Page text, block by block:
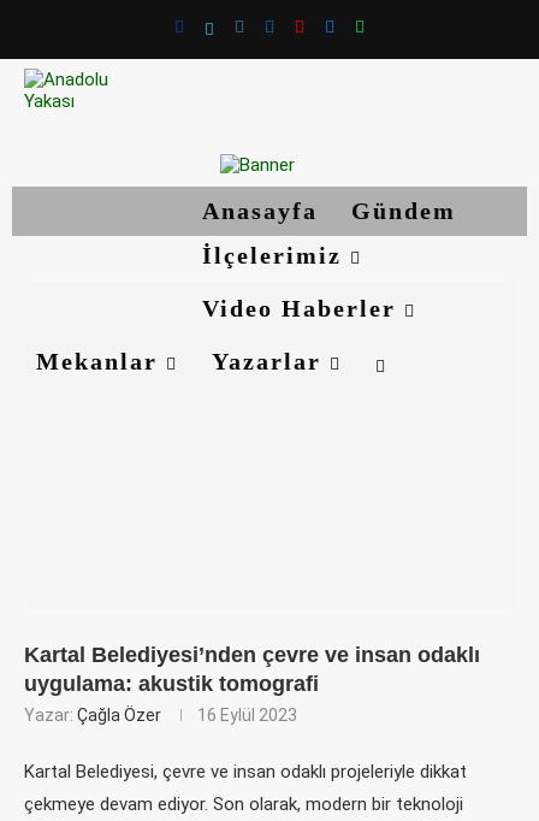
Anasayfa
Gündem
İlçelerimiz
Video Haberler
Mekanlar
Yazarlar
Kartal Belediyesi’nden çevre ve insan odaklı
uygulama: akustik tomografi
Yazar: Çağla Özer 16 Eylül 2023
Kartal Belediyesi, çevre ve insan odaklı projeleriyle dikkat
çekmeye devam ediyor. Son olarak, modern bir teknoloji